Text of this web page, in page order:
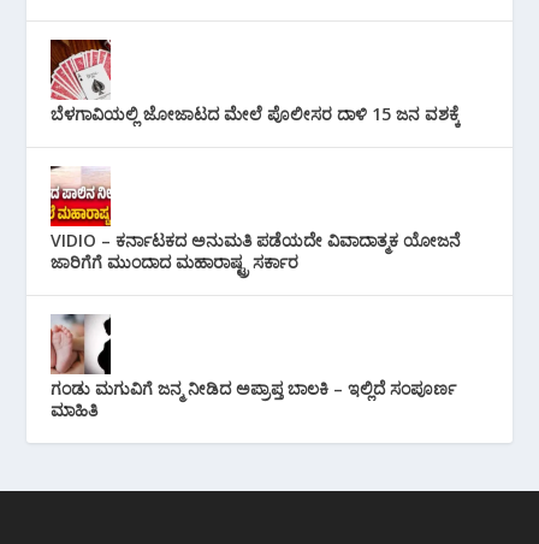
ಬೆಳಗಾವಿಯಲ್ಲಿ ಜೋಜಾಟದ ಮೇಲೆ ಪೊಲೀಸರ ದಾಳಿ 15 ಜನ ವಶಕ್ಕೆ
VIDIO – ಕರ್ನಾಟಕದ ಅನುಮತಿ ಪಡೆಯದೇ ವಿವಾದಾತ್ಮಕ ಯೋಜನೆ
ಜಾರಿಗೆಗೆ ಮುಂದಾದ ಮಹಾರಾಷ್ಟ್ರ ಸರ್ಕಾರ
ಗಂಡು ಮಗುವಿಗೆ ಜನ್ಮ ನೀಡಿದ ಅಪ್ರಾಪ್ತ ಬಾಲಕಿ – ಇಲ್ಲಿದೆ ಸಂಪೂರ್ಣ
ಮಾಹಿತಿ